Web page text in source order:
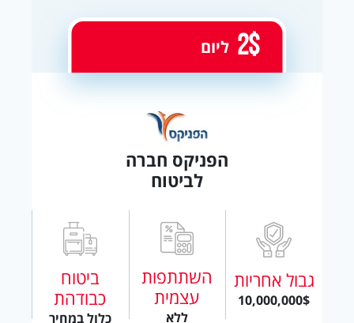
הפניקס חברה
לביטוח
גבול אחריות
10,000,000$
השתתפות
עצמית
ללא
ביטוח
כבודהת
כלול במחיר
2$ ליום